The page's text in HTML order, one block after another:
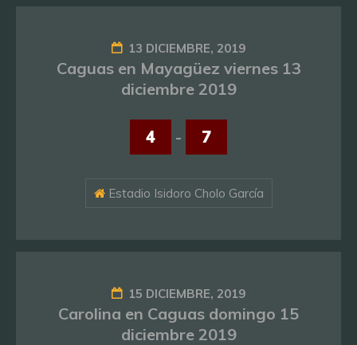
13 DICIEMBRE, 2019
Caguas en Mayagüez viernes 13
diciembre 2019
4 - 7
Estadio Isidoro Cholo García
15 DICIEMBRE, 2019
Carolina en Caguas domingo 15
diciembre 2019